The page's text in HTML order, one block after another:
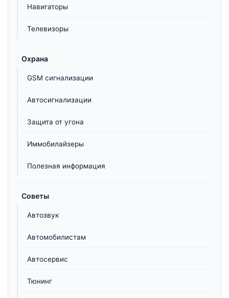
Навигаторы
Телевизоры
Охрана
GSM сигнализации
Автосигнализации
Защита от угона
Иммобилайзеры
Полезная информация
Советы
Автозвук
Автомобилистам
Автосервис
Тюнинг